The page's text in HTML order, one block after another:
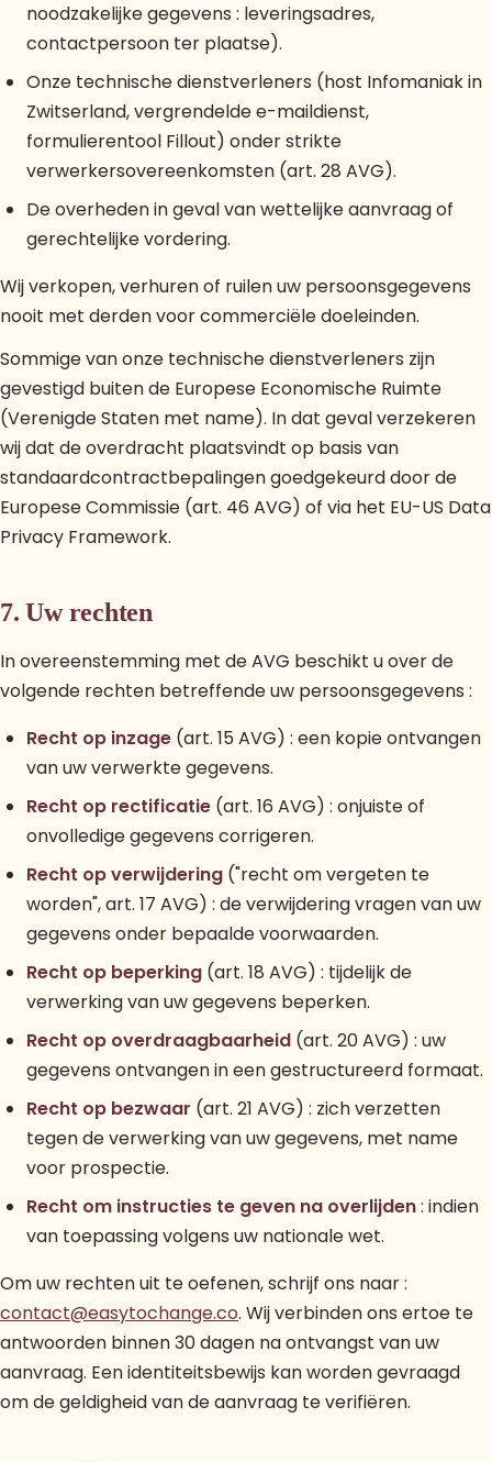
noodzakelijke gegevens : leveringsadres,
contactpersoon ter plaatse).
Onze technische dienstverleners (host Infomaniak in
Zwitserland, vergrendelde e-maildienst,
formulierentool Fillout) onder strikte
verwerkersovereenkomsten (art. 28 AVG).
De overheden in geval van wettelijke aanvraag of
gerechtelijke vordering.
Wij verkopen, verhuren of ruilen uw persoonsgegevens
nooit met derden voor commerciële doeleinden.
Sommige van onze technische dienstverleners zijn
gevestigd buiten de Europese Economische Ruimte
(Verenigde Staten met name). In dat geval verzekeren
wij dat de overdracht plaatsvindt op basis van
standaardcontractbepalingen goedgekeurd door de
Europese Commissie (art. 46 AVG) of via het EU-US Data
Privacy Framework.
7. Uw rechten
In overeenstemming met de AVG beschikt u over de
volgende rechten betreffende uw persoonsgegevens :
Recht op inzage (art. 15 AVG) : een kopie ontvangen
van uw verwerkte gegevens.
Recht op rectificatie (art. 16 AVG) : onjuiste of
onvolledige gegevens corrigeren.
Recht op verwijdering ("recht om vergeten te
worden", art. 17 AVG) : de verwijdering vragen van uw
gegevens onder bepaalde voorwaarden.
Recht op beperking (art. 18 AVG) : tijdelijk de
verwerking van uw gegevens beperken.
Recht op overdraagbaarheid (art. 20 AVG) : uw
gegevens ontvangen in een gestructureerd formaat.
Recht op bezwaar (art. 21 AVG) : zich verzetten
tegen de verwerking van uw gegevens, met name
voor prospectie.
Recht om instructies te geven na overlijden: indien
van toepassing volgens uw nationale wet.
Om uw rechten uit te oefenen, schrijf ons naar :
contact@easytochange.co. Wij verbinden ons ertoe te
antwoorden binnen 30 dagen na ontvangst van uw
aanvraag. Een identiteitsbewijs kan worden gevraagd
om de geldigheid van de aanvraag te verifiëren.